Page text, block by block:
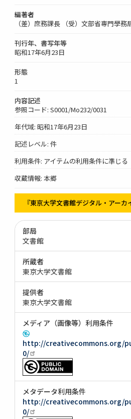
編著者
（差）庶務課長 （受）文部省専門學務
刊行年、書写年等
昭和17年6月23日
形態
1
内容記述
参照コード: S0001/Mo232/0031
年代域: 昭和17年6月23日
記述レベル: 件
利用条件: アイテムの利用条件に準じる
収蔵情報: 本郷
『東京大学文書館デジタル・アーカ
部局
文書館
所蔵者
東京大学文書館
提供者
東京大学文書館
メディア（画像等）利用条件
http://creativecommons.org/
0/
メタデータ利用条件
http://creativecommons.org/
0/